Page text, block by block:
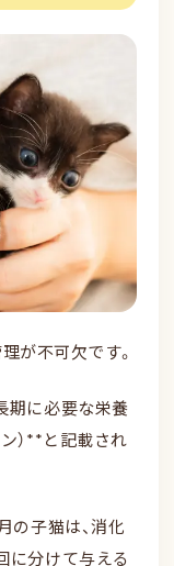
が不可欠です。
期に必要な栄養
）**と記載され
の子猫は、消化
に分けて与える